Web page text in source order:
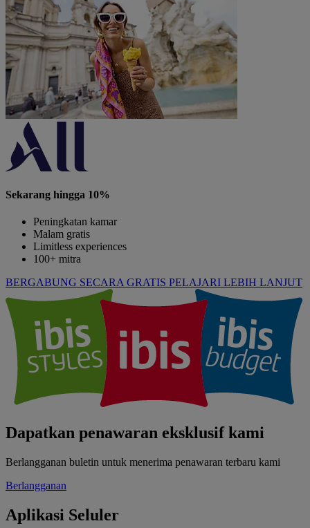
Sekarang hingga 10%
Peningkatan kamar
Malam gratis
Limitless experiences
100+ mitra
BERGABUNG SECARA GRATIS PELAJARI LEBIH LANJUT
Dapatkan penawaran eksklusif kami
Berlangganan buletin untuk menerima penawaran terbaru kami
Berlangganan
Aplikasi Seluler